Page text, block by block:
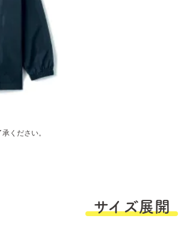
ください。
サイズ展開